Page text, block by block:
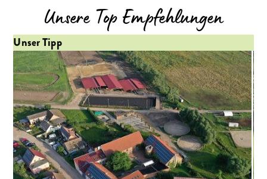
Unsere Top Empfehlungen
Unser Tipp